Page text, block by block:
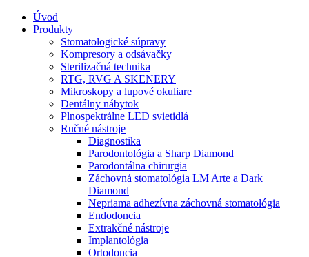
Úvod
Produkty
Stomatologické súpravy
Kompresory a odsávačky
Sterilizačná technika
RTG, RVG A SKENERY
Mikroskopy a lupové okuliare
Dentálny nábytok
Plnospektrálne LED svietidlá
Ručné nástroje
Diagnostika
Parodontológia a Sharp Diamond
Parodontálna chirurgia
Záchovná stomatológia LM Arte a Dark
Diamond
Nepriama adhezívna záchovná stomatológia
Endodoncia
Extrakčné nástroje
Implantológia
Ortodoncia